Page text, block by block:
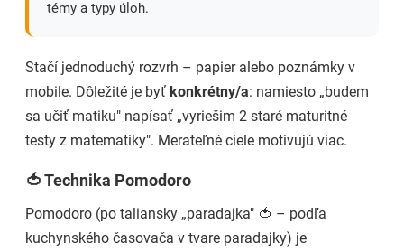
témy a typy úloh.
Stačí jednoduchý rozvrh – papier alebo poznámky v
mobile. Dôležité je byť konkrétny/a: namiesto „budem
sa učiť matiku" napísať „vyriešim 2 staré maturitné
testy z matematiky". Merateľné ciele motivujú viac.
🍅 Technika Pomodoro
Pomodoro (po taliansky „paradajka" 🍅 – podľa
kuchynského časovača v tvare paradajky) je